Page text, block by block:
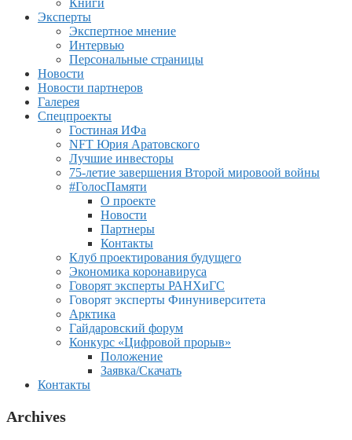
Книги
Эксперты
Экспертное мнение
Интервью
Персональные страницы
Новости
Новости партнеров
Галерея
Спецпроекты
Гостиная ИФа
NFT Юрия Аратовского
Лучшие инвесторы
75-летие завершения Второй мировоой войны
#ГолосПамяти
О проекте
Новости
Партнеры
Контакты
Клуб проектирования будущего
Экономика коронавируса
Говорят эксперты РАНХиГС
Говорят эксперты Финуниверситета
Арктика
Гайдаровский форум
Конкурс «Цифровой прорыв»
Положение
Заявка/Скачать
Контакты
Archives